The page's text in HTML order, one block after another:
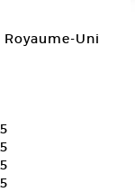
Royaume-Uni